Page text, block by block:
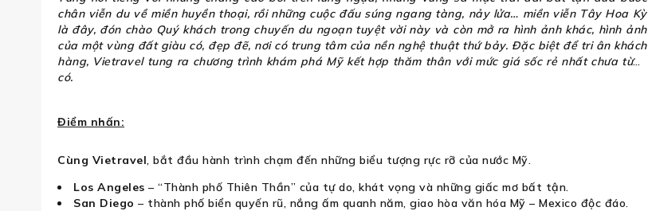
chân viễn du về miền huyền thoại, rồi những cuộc đấu súng ngang tàng, nảy lửa… miền viễn Tây Hoa Kỳ
là đây, đón chào Quý khách trong chuyến du ngoạn tuyệt vời này và còn mở ra hình ảnh khác, hình ảnh
của một vùng đất giàu có, đẹp đẽ, nơi có trung tâm của nền nghệ thuật thứ bảy. Đặc biệt để tri ân khách
hàng, Vietravel tung ra chương trình khám phá Mỹ kết hợp thăm thân với mức giá sốc rẻ nhất chưa từng
có.
Điểm nhấn:
Cùng Vietravel, bắt đầu hành trình chạm đến những biểu tượng rực rỡ của nước Mỹ.
Los Angeles – “Thành phố Thiên Thần” của tự do, khát vọng và những giấc mơ bất tận.
San Diego – thành phố biển quyến rũ, nắng ấm quanh năm, giao hòa văn hóa Mỹ – Mexico độc đáo.